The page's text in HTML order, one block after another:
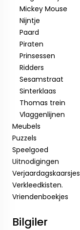
Mickey Mouse
Nijntje
Paard
Piraten
Prinsessen
Ridders
Sesamstraat
Sinterklaas
Thomas trein
Vlaggenlijnen
Meubels
Puzzels
Speelgoed
Uitnodigingen
Verjaardagskaarsjes
Verkleedkisten.
Vriendenboekjes
Bilgiler